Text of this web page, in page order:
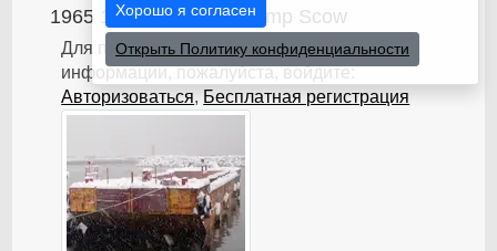
1965 105' x 24' Steel Dump Scow
Для получения дополнительной
информации, пожалуйста, войдите:
Авторизоваться, Бесплатная регистрация
Хорошо я согласен
Открыть Политику конфиденциальности